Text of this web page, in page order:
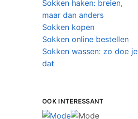
Sokken haken: breien,
maar dan anders
Sokken kopen
Sokken online bestellen
Sokken wassen: zo doe je
dat
OOK INTERESSANT